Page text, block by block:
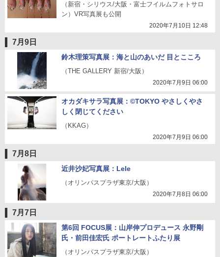
（新宿・シリウス/大阪・富士フイルムフォトサロ
ン）VR写真展も公開
2020年7月10日 12:48
7月9日
鈴木理策写真展：海と山のあいだ 目とこころ
（THE GALLERY 新宿/大阪）
2020年7月9日 06:00
オカダキサラ写真展：©TOKYO やさしくやさ
しく閉じてください
（KKAG）
2020年7月9日 06:00
7月8日
近井沙妃写真展：Lele
（オリンパスプラザ東京/大阪）
2020年7月8日 06:00
7月7日
第6回 FOCUS展：山岸伸プロデュース 永野剛
氏・前田佳宏氏 ポートレートふたり展
（オリンパスプラザ東京/大阪）